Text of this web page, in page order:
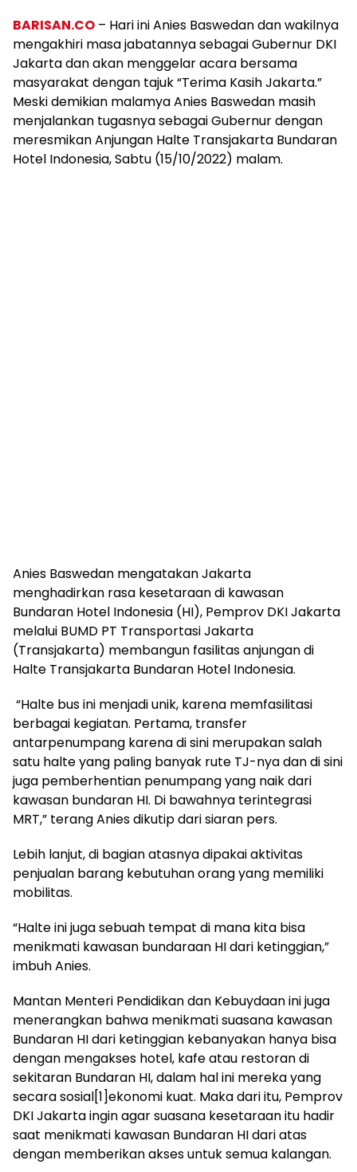
BARISAN.CO – Hari ini Anies Baswedan dan wakilnya
mengakhiri masa jabatannya sebagai Gubernur DKI
Jakarta dan akan menggelar acara bersama
masyarakat dengan tajuk “Terima Kasih Jakarta.”
Meski demikian malamya Anies Baswedan masih
menjalankan tugasnya sebagai Gubernur dengan
meresmikan Anjungan Halte Transjakarta Bundaran
Hotel Indonesia, Sabtu (15/10/2022) malam.
Anies Baswedan mengatakan Jakarta
menghadirkan rasa kesetaraan di kawasan
Bundaran Hotel Indonesia (HI), Pemprov DKI Jakarta
melalui BUMD PT Transportasi Jakarta
(Transjakarta) membangun fasilitas anjungan di
Halte Transjakarta Bundaran Hotel Indonesia.
“Halte bus ini menjadi unik, karena memfasilitasi
berbagai kegiatan. Pertama, transfer
antarpenumpang karena di sini merupakan salah
satu halte yang paling banyak rute TJ-nya dan di sini
juga pemberhentian penumpang yang naik dari
kawasan bundaran HI. Di bawahnya terintegrasi
MRT,” terang Anies dikutip dari siaran pers.
Lebih lanjut, di bagian atasnya dipakai aktivitas
penjualan barang kebutuhan orang yang memiliki
mobilitas.
“Halte ini juga sebuah tempat di mana kita bisa
menikmati kawasan bundaraan HI dari ketinggian,”
imbuh Anies.
Mantan Menteri Pendidikan dan Kebuydaan ini juga
menerangkan bahwa menikmati suasana kawasan
Bundaran HI dari ketinggian kebanyakan hanya bisa
dengan mengakses hotel, kafe atau restoran di
sekitaran Bundaran HI, dalam hal ini mereka yang
secara sosial[1]ekonomi kuat. Maka dari itu, Pemprov
DKI Jakarta ingin agar suasana kesetaraan itu hadir
saat menikmati kawasan Bundaran HI dari atas
dengan memberikan akses untuk semua kalangan.